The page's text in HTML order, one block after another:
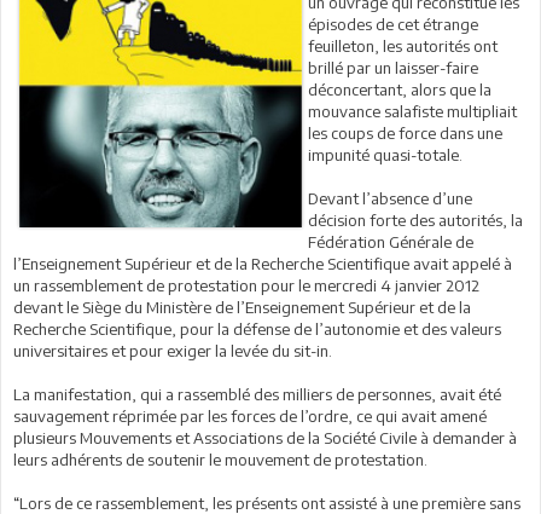
épisodes de cet étrange
feuilleton, les autorités ont
brillé par un laisser-faire
déconcertant, alors que la
mouvance salafiste multipliait
les coups de force dans une
impunité quasi-totale.
Devant l’absence d’une
décision forte des autorités, la
Fédération Générale de
l’Enseignement Supérieur et de la Recherche Scientifique avait appelé à
un rassemblement de protestation pour le mercredi 4 janvier 2012
devant le Siège du Ministère de l’Enseignement Supérieur et de la
Recherche Scientifique, pour la défense de l’autonomie et des valeurs
universitaires et pour exiger la levée du sit-in.
La manifestation, qui a rassemblé des milliers de personnes, avait été
sauvagement réprimée par les forces de l’ordre, ce qui avait amené
plusieurs Mouvements et Associations de la Société Civile à demander à
leurs adhérents de soutenir le mouvement de protestation.
“Lors de ce rassemblement, les présents ont assisté à une première sans